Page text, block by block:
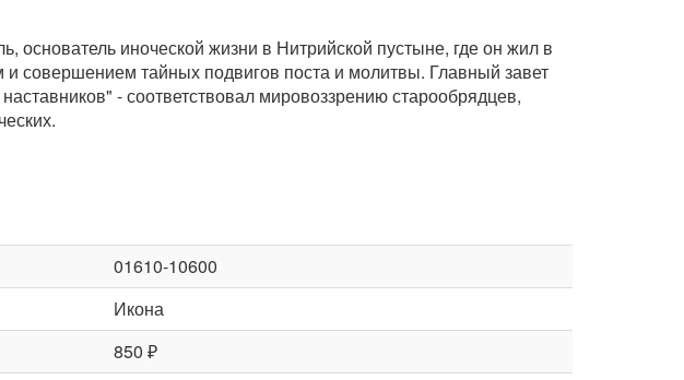
иноческой жизни в Нитрийской пустыне, где он жил в
совершением тайных подвигов поста и молитвы. Главный завет
- соответствовал мировоззрению старообрядцев,
01610-10600
Икона
850 ₽